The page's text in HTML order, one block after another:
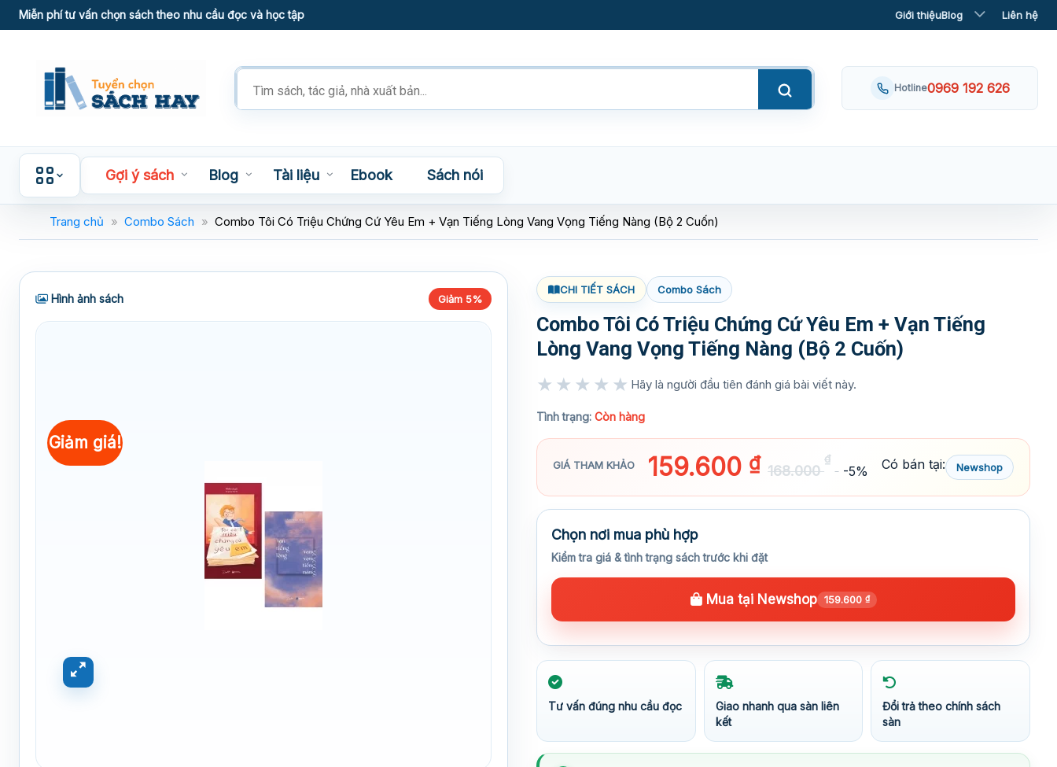
Skip
to
Miễn phí tư vấn chọn sách theo nhu cầu đọc và học tập Giới thiệuBlog Liên hệ
Tìm
kiếm
phẩm
Hotline0969 192 626
Gợi ý sách Blog Tài liệu Ebook Sách nói
Trang chủ » Combo Sách » Combo Tôi Có Triệu Chứng Cứ Yêu Em + Vạn Tiếng Lòng Vang Vọng Tiếng Nàng (Bộ 2 Cuốn)
Hình ảnh sách Giảm 5%
Giảm giá!
CHI TIẾT SÁCH Combo Sách
Combo Tôi Có Triệu Chứng Cứ Yêu Em + Vạn Tiếng
Lòng Vang Vọng Tiếng Nàng (Bộ 2 Cuốn)
★★★★★ Hãy là người đầu tiên đánh giá bài viết này.
Tình trạng: Còn hàng
GIÁ THAM KHẢO 159.600 ₫ 168.000
₫
-5% Có bán tại: Newshop
Chọn nơi mua phù hợp
Kiểm tra giá & tình trạng sách trước khi đặt
Mua tại Newshop 159.600 ₫
Tư vấn đúng nhu cầu đọc
Giao nhanh qua sàn liên
kết
Đổi trả theo chính sách
sàn